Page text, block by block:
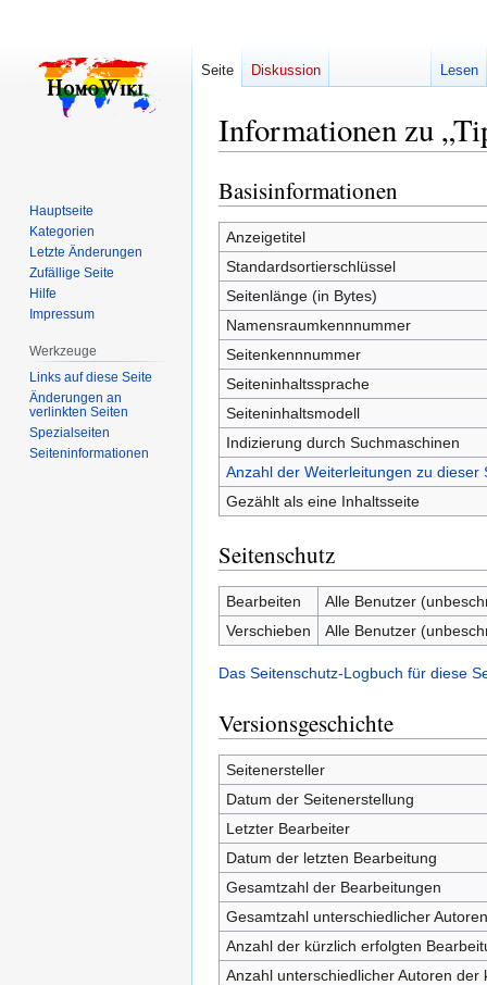
Informationen zu
Zur
Navigation
springen
Zur
Suche
springen
Basisinformationen
Anzeigetitel
Standardsortierschlüssel
Seitenlänge (in Bytes)
Namensraumkennnummer
Seitenkennnummer
Seiteninhaltssprache
Seiteninhaltsmodell
Indizierung durch Suchmaschinen
Anzahl der Weiterleitungen zu dieser
Gezählt als eine Inhaltsseite
Seitenschutz
Bearbeiten
Alle Benutzer
Verschieben
Alle Benutzer
Das Seitenschutz-Logbuch für diese
Versionsgeschichte
Seitenersteller
Datum der Seitenerstellung
Letzter Bearbeiter
Datum der letzten Bearbeitung
Gesamtzahl der Bearbeitungen
Gesamtzahl unterschiedlicher Autoren
Anzahl der kürzlich erfolgten
Anzahl unterschiedlicher Autoren
Seite Diskussion Lesen
Hauptseite
Kategorien
Letzte Änderungen
Zufällige Seite
Hilfe
Impressum
Werkzeuge
Links auf diese Seite
Änderungen an
verlinkten Seiten
Spezialseiten
Seiten­­informationen